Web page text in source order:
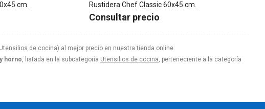
de cocina) al mejor precio en nuestra tienda online.
horno, listada en la subcategoría Utensilios de cocina, perteneciente a la categoría
cm. Rustidera Chef Classic 60x45 cm.
Consultar precio